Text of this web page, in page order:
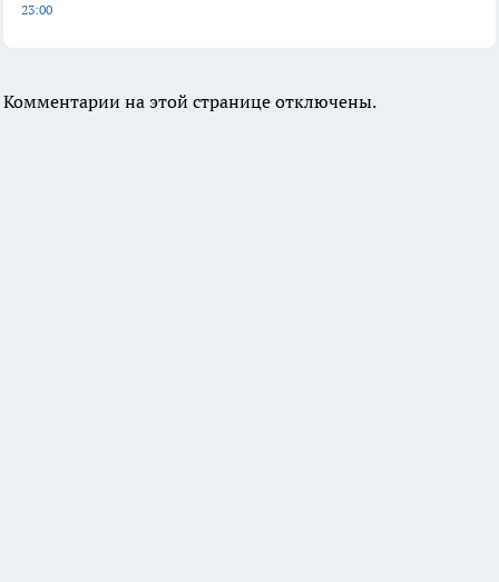
23:00
Комментарии на этой странице отключены.